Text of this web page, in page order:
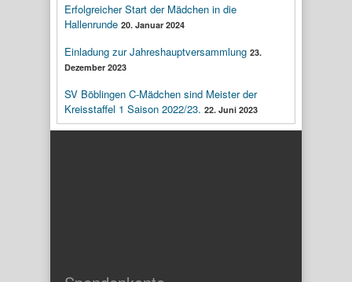
Erfolgreicher Start der Mädchen in die
Hallenrunde 20. Januar 2024
Einladung zur Jahreshauptversammlung 23.
Dezember 2023
SV Böblingen C-Mädchen sind Meister der
Kreisstaffel 1 Saison 2022/23. 22. Juni 2023